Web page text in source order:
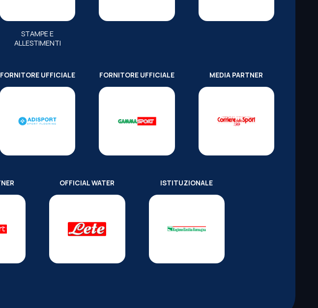
STAMPE E
ALLESTIMENTI
FORNITORE UFFICIALE FORNITORE UFFICIALE MEDIA PARTNER
OFFICIAL WATER ISTITUZIONALE